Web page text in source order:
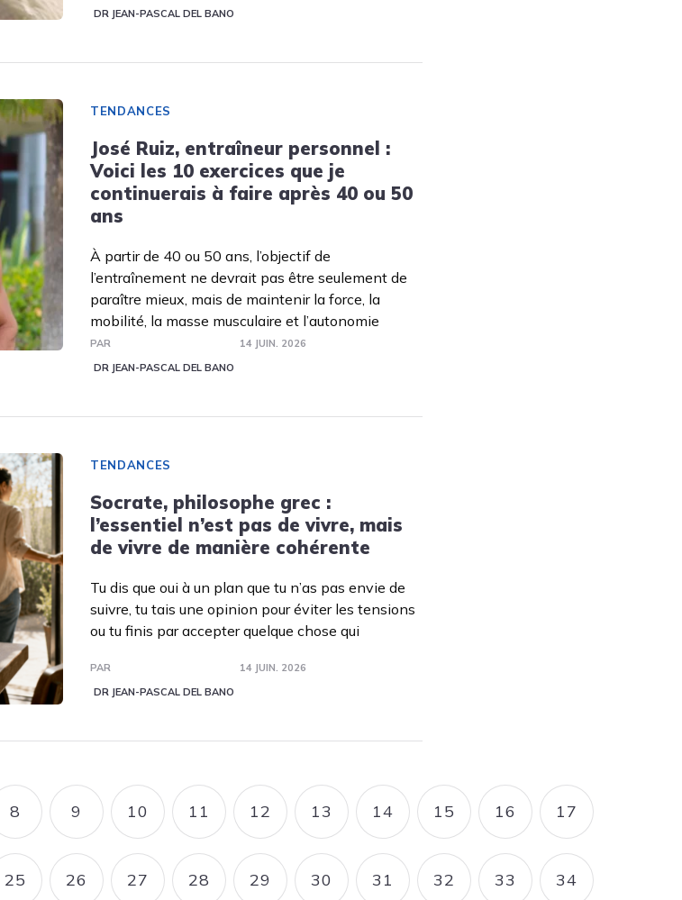
DR JEAN-PASCAL DEL BANO
TENDANCES
José Ruiz, entraîneur personnel :
Voici les 10 exercices que je
continuerais à faire après 40 ou 50
ans
À partir de 40 ou 50 ans, l’objectif de
l’entraînement ne devrait pas être seulement de
paraître mieux, mais de maintenir la force, la
mobilité, la masse musculaire et l’autonomie
PAR
DR JEAN-PASCAL DEL BANO
14 JUIN. 2026
TENDANCES
Socrate, philosophe grec :
l’essentiel n’est pas de vivre, mais
de vivre de manière cohérente
Tu dis que oui à un plan que tu n’as pas envie de
suivre, tu tais une opinion pour éviter les tensions
ou tu finis par accepter quelque chose qui
PAR
DR JEAN-PASCAL DEL BANO
14 JUIN. 2026
PAGE
8 PAGE
9 PAGE
10 PAGE
11 PAGE
12 PAGE
13 PAGE
14 PAGE
15 PAGE
16 PAGE
17
PAGE
25 PAGE
26 PAGE
27 PAGE
28 PAGE
29 PAGE
30 PAGE
31 PAGE
32 PAGE
33 PAGE
34